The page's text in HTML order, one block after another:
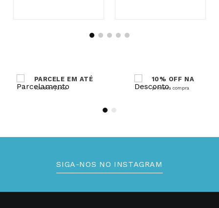
PARCELE EM ATÉ
10x sem juros
10% OFF NA
primeira compra
SIGA-NOS NO INSTAGRAM